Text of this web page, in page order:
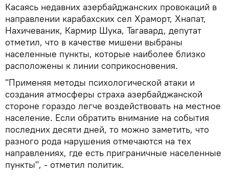
Касаясь недавних азербайджанских провокаций в
направлении карабахских сел Храморт, Хнапат,
Нахичеваник, Кармир Шука, Тагавард, депутат
отметил, что в качестве мишени выбраны
населенные пункты, которые наиболее близко
расположены к линии соприкосновения.
"Применяя методы психологической атаки и
создания атмосферы страха азербайджанской
стороне гораздо легче воздействовать на местное
население. Если обратить внимание на события
последних десяти дней, то можно заметить, что
разного рода нарушения отмечаются на тех
направлениях, где есть приграничные населенные
пункты", - отметил политик.